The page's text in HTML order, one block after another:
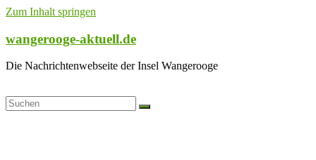
Zum Inhalt springen
wangerooge-aktuell.de
Die Nachrichtenwebseite der Insel Wangerooge